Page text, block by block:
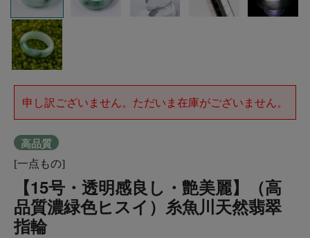
申し訳ございません。ただいま在庫がございません。
高品質
[一点もの]
【15号・透明感良し・艶美麗】（高
品質濃緑色ヒスイ）糸魚川天然翡翠
指輪